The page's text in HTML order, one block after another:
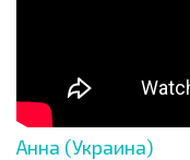
Анна (Украина)